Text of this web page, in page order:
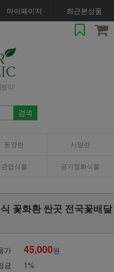
마이페이지 최근본상품
동양란 서양란
관엽식물 공기정화식물
꽃화환 싼곳 전국꽃배달
가 45,000원
금
1%